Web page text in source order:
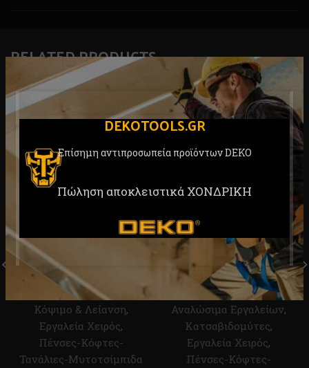
DEKOTOOLS.GR
Επίσημη αντιπροσωπεία προϊόντων DEKO
Πώληση αποκλειστικά ΧΟΝΔΡΙΚΗ
RELATED PRODUCTS
Επαγγελματικός Κόφτης
Ξυράφι Αναδιπλούμενος
DEKO DKD0106
Αναλώσιμα
Κόψιμο & Λείανση,
Εργαλεία Χειρός,
Πένσες-Κόφτες-
Τανάλιες-Μυτοτσίμπιδα
Μαγνητικοί Αντάπτορες για
Μύτες Σετ 2 τεμ. 60mm
DEKO DKA46ST-2
Αναλώσιμα,
Αναλώσιμα Εργαλείων,
Κατσαβιδομύτες,
Εργαλεία Χειρός,
Πένσες-Κόφτες-